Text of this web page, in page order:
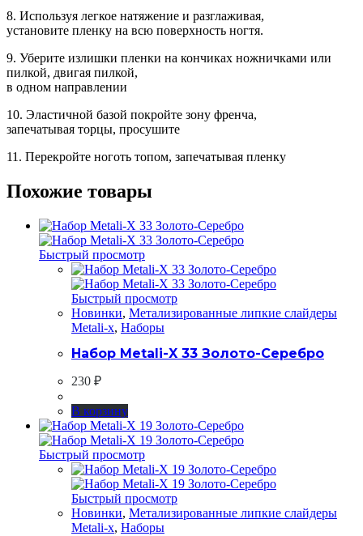
8. Используя легкое натяжение и разглаживая,
установите пленку на всю поверхность ногтя.
9. Уберите излишки пленки на кончиках ножничками или
пилкой, двигая пилкой,
в одном направлении
10. Эластичной базой покройте зону френча,
запечатывая торцы, просушите
11. Перекройте ноготь топом, запечатывая пленку
Похожие товары
Быстрый просмотр
Быстрый просмотр
Новинки, Метализированные липкие слайдеры
Metali-x, Наборы
Набор Metali-X 33 Золото-Серебро
230 ₽
В корзину
Быстрый просмотр
Быстрый просмотр
Новинки, Метализированные липкие слайдеры
Metali-x, Наборы